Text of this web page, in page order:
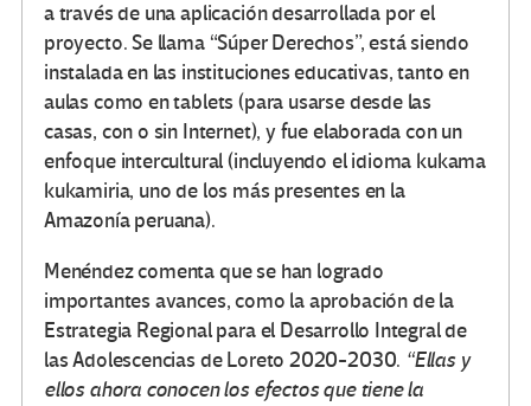
a través de una aplicación desarrollada por el
proyecto. Se llama “Súper Derechos”, está siendo
instalada en las instituciones educativas, tanto en
aulas como en tablets (para usarse desde las
casas, con o sin Internet), y fue elaborada con un
enfoque intercultural (incluyendo el idioma kukama
kukamiria, uno de los más presentes en la
Amazonía peruana).
Menéndez comenta que se han logrado
importantes avances, como la aprobación de la
Estrategia Regional para el Desarrollo Integral de
las Adolescencias de Loreto 2020-2030. “Ellas y
ellos ahora conocen los efectos que tiene la